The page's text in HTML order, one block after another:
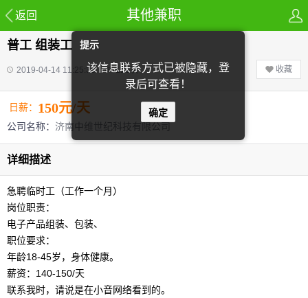
提示
该信息联系方式已被隐藏，登
录后可查看！
确定
返回 其他兼职
普工 组装工
2019-04-14 11:25:35 116次 收藏
日薪： 150元/天
公司名称： 济南中维世纪科技有限公司
详细描述
急聘临时工（工作一个月）
岗位职责：
电子产品组装、包装、
职位要求：
年龄18-45岁，身体健康。
薪资：140-150/天
联系我时，请说是在小音网络看到的。